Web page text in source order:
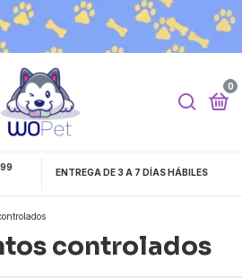
0
ENTREGA DE 3 A 7 DÍAS HÁBILES
controlados